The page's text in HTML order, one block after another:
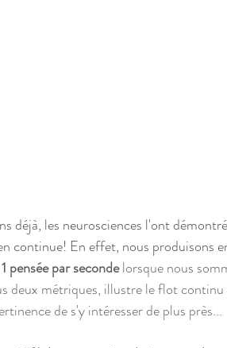
déjà, les neurosciences l'ont
continue! En effet, nous produisons
1 pensée par seconde lorsque nous
deux métriques, illustre le flot continu
de s'y intéresser de plus près...